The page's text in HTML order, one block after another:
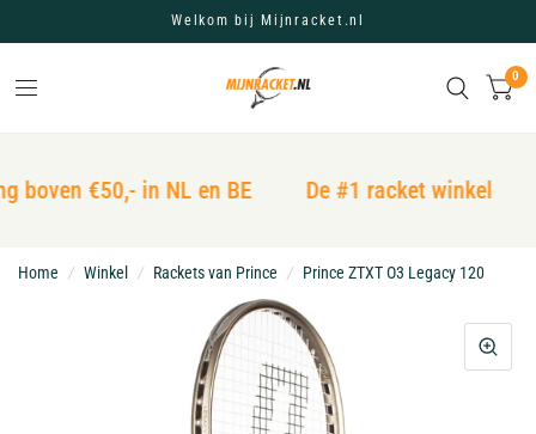
Welkom bij Mijnracket.nl
0
boven €50,- in NL en BE De #1 racket winkel
Home / Winkel / Rackets van Prince / Prince ZTXT O3 Legacy 120